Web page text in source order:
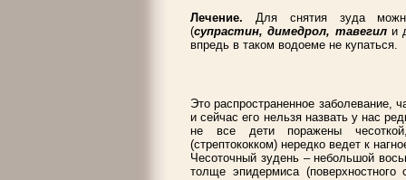
Лечение. Для снятия зуда можно
(супрастин, димедрол, тавегил и
впредь в таком водоеме не купаться.
Это распространенное заболевание,
и сейчас его нельзя назвать у нас
не все дети поражены
(стрептококком) нередко ведет к
Чесоточный зудень – небольшой
толще эпидермиса